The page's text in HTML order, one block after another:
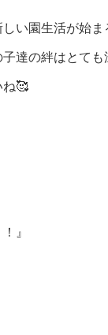
い園生活が始
達の絆はとて
ね🥰
』